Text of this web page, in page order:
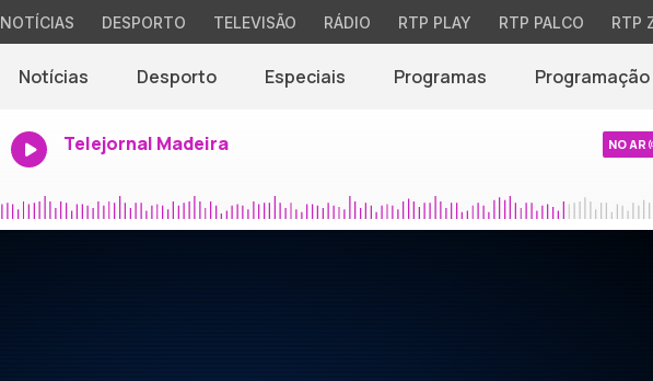
NOTÍCIAS DESPORTO TELEVISÃO RÁDIO RTP PLAY RTP PALCO RTP
Notícias Desporto Especiais Programas Programação
Telejornal Madeira NO AR